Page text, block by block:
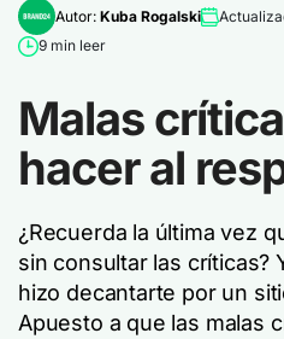
Autor: Kuba Rogalski
9 min leer
Malas
hacer al
¿Recuerda la última vez
sin consultar las críticas?
hizo decantarte por un
Apuesto a que las malas